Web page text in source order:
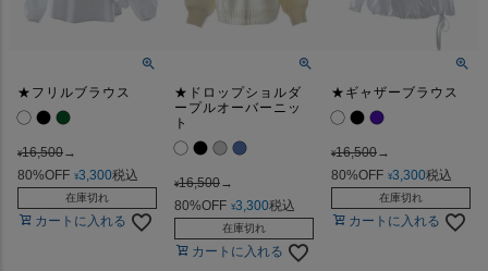
★フリルブラウス
¥16,500→
80%OFF ¥3,300税込
在庫切れ
カートに入れる
★ドロップショルダ
ープルオーバーニッ
ト
¥16,500→
80%OFF ¥3,300税込
在庫切れ
カートに入れる
★ギャザーブラウス
¥16,500→
80%OFF ¥3,300税込
在庫切れ
カートに入れる